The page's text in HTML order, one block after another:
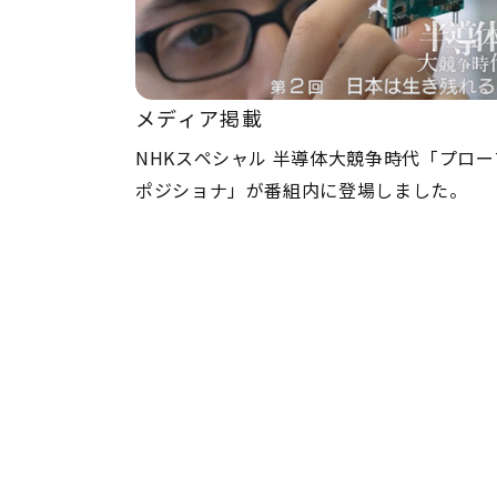
メディア掲載
NHKスペシャル 半導体大競争時代「プロ
ポジショナ」が番組内に登場しました。